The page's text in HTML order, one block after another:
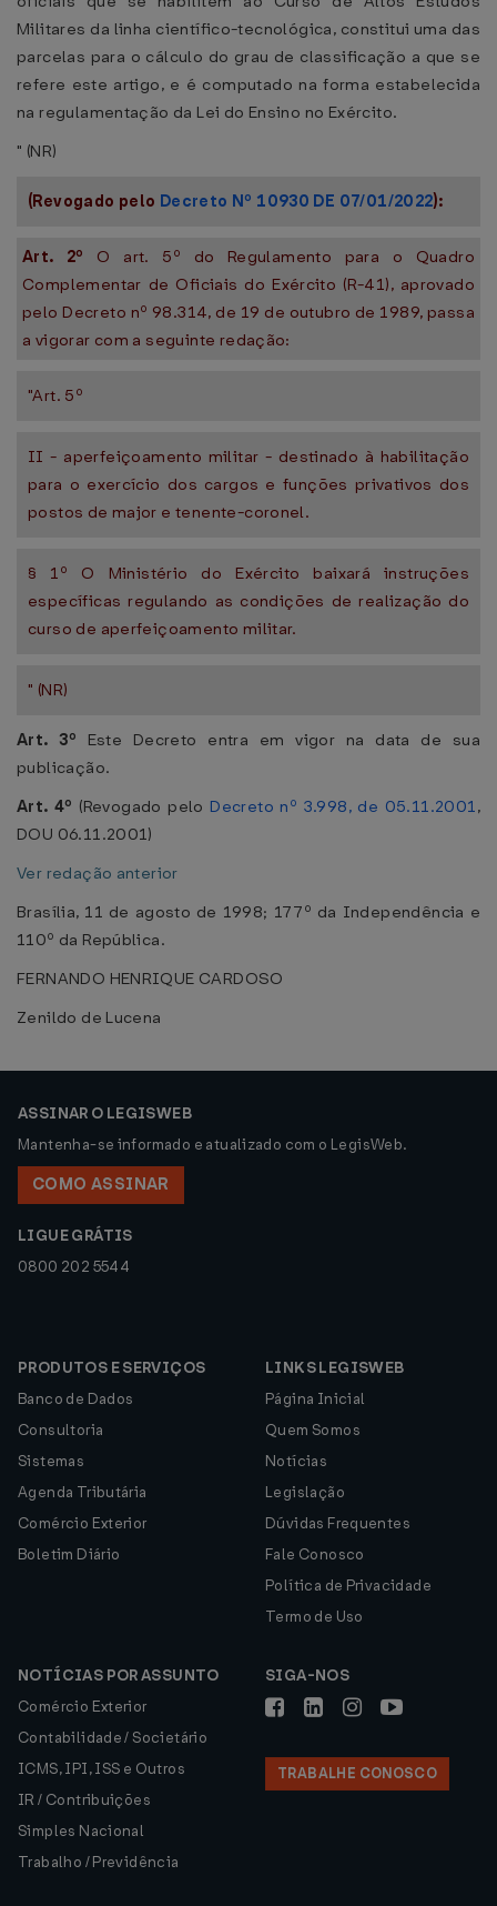
Militares da linha científico-tecnológica, constitui uma das
parcelas para o cálculo do grau de classificação a que se
refere este artigo, e é computado na forma estabelecida
na regulamentação da Lei do Ensino no Exército.
" (NR)
(Revogado pelo Decreto Nº 10930 DE 07/01/2022):
Art. 2º O art. 5º do Regulamento para o Quadro
Complementar de Oficiais do Exército (R-41), aprovado
pelo Decreto nº 98.314, de 19 de outubro de 1989, passa
a vigorar com a seguinte redação:
"Art. 5º
II - aperfeiçoamento militar - destinado à habilitação
para o exercício dos cargos e funções privativos dos
postos de major e tenente-coronel.
§ 1º O Ministério do Exército baixará instruções
específicas regulando as condições de realização do
curso de aperfeiçoamento militar.
" (NR)
Art. 3º Este Decreto entra em vigor na data de sua
publicação.
Art. 4º (Revogado pelo Decreto nº 3.998, de 05.11.2001,
DOU 06.11.2001)
Ver redação anterior
Brasília, 11 de agosto de 1998; 177º da Independência e
110º da República.
FERNANDO HENRIQUE CARDOSO
Zenildo de Lucena
ASSINAR O LEGISWEB
Mantenha-se informado e atualizado com o LegisWeb.
COMO ASSINAR
LIGUE GRÁTIS
0800 202 5544
PRODUTOS E SERVIÇOS
Banco de Dados
Consultoria
Sistemas
Agenda Tributária
Comércio Exterior
Boletim Diário
LINKS LEGISWEB
Página Inicial
Quem Somos
Notícias
Legislação
Dúvidas Frequentes
Fale Conosco
Política de Privacidade
Termo de Uso
NOTÍCIAS POR ASSUNTO
Comércio Exterior
Contabilidade / Societário
ICMS, IPI, ISS e Outros
IR / Contribuições
Simples Nacional
Trabalho / Previdência
SIGA-NOS
TRABALHE CONOSCO